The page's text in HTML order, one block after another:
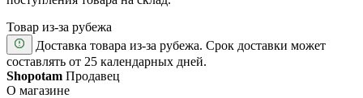
Товар из-за рубежа
Доставка товара из-за рубежа. Срок доставки может
составлять от 25 календарных дней.
Shopotam Продавец
О магазине